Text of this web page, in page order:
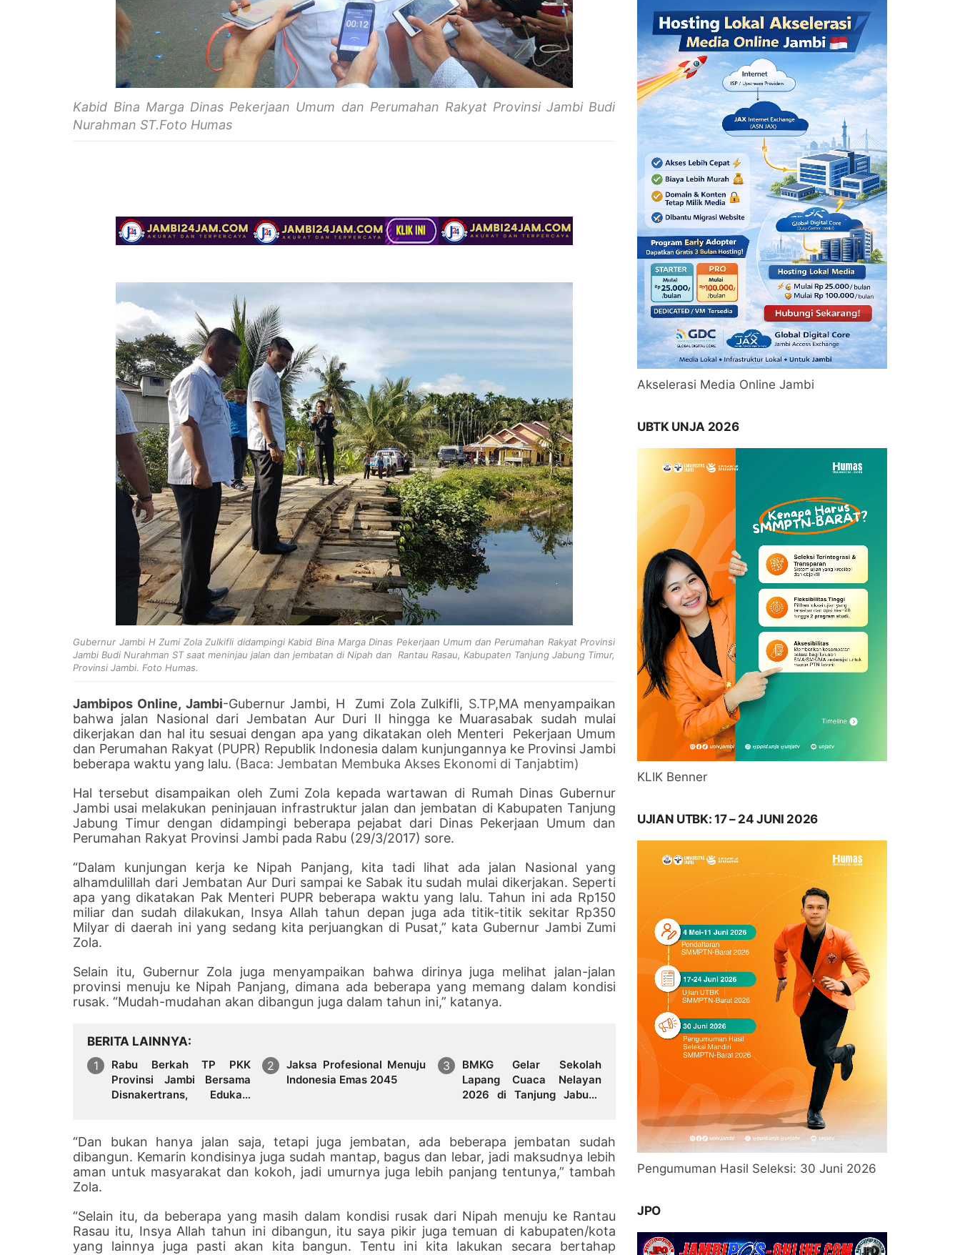
Kabid Bina Marga Dinas Pekerjaan Umum dan Perumahan Rakyat Provinsi Jambi Budi
Nurahman ST.Foto Humas
Gubernur Jambi H Zumi Zola Zulkifli didampingi Kabid Bina Marga Dinas Pekerjaan Umum dan Perumahan Rakyat Provinsi
Jambi Budi Nurahman ST saat meninjau jalan dan jembatan di Nipah dan Rantau Rasau, Kabupaten Tanjung Jabung Timur,
Provinsi Jambi. Foto Humas.
Jambipos Online, Jambi-Gubernur Jambi, H Zumi Zola Zulkifli, S.TP,MA menyampaikan
bahwa jalan Nasional dari Jembatan Aur Duri II hingga ke Muarasabak sudah mulai
dikerjakan dan hal itu sesuai dengan apa yang dikatakan oleh Menteri Pekerjaan Umum
dan Perumahan Rakyat (PUPR) Republik Indonesia dalam kunjungannya ke Provinsi Jambi
beberapa waktu yang lalu. (Baca: Jembatan Membuka Akses Ekonomi di Tanjabtim)
Hal tersebut disampaikan oleh Zumi Zola kepada wartawan di Rumah Dinas Gubernur
Jambi usai melakukan peninjauan infrastruktur jalan dan jembatan di Kabupaten Tanjung
Jabung Timur dengan didampingi beberapa pejabat dari Dinas Pekerjaan Umum dan
Perumahan Rakyat Provinsi Jambi pada Rabu (29/3/2017) sore.
“Dalam kunjungan kerja ke Nipah Panjang, kita tadi lihat ada jalan Nasional yang
alhamdulillah dari Jembatan Aur Duri sampai ke Sabak itu sudah mulai dikerjakan. Seperti
apa yang dikatakan Pak Menteri PUPR beberapa waktu yang lalu. Tahun ini ada Rp150
miliar dan sudah dilakukan, Insya Allah tahun depan juga ada titik-titik sekitar Rp350
Milyar di daerah ini yang sedang kita perjuangkan di Pusat,” kata Gubernur Jambi Zumi
Zola.
Selain itu, Gubernur Zola juga menyampaikan bahwa dirinya juga melihat jalan-jalan
provinsi menuju ke Nipah Panjang, dimana ada beberapa yang memang dalam kondisi
rusak. “Mudah-mudahan akan dibangun juga dalam tahun ini,” katanya.
BERITA LAINNYA
Rabu Berkah TP PKK
Provinsi Jambi Bersama
Disnakertrans, Edukasi
yang Aman dan Legal
Jaksa Profesional Menuju
Indonesia Emas 2045
BMKG Gelar Sekolah
Lapang Cuaca Nelayan
2026 di Tanjung Jabung
“Dan bukan hanya jalan saja, tetapi juga jembatan, ada beberapa jembatan sudah
dibangun. Kemarin kondisinya juga sudah mantap, bagus dan lebar, jadi maksudnya lebih
aman untuk masyarakat dan kokoh, jadi umurnya juga lebih panjang tentunya,” tambah
Zola.
“Selain itu, da beberapa yang masih dalam kondisi rusak dari Nipah menuju ke Rantau
Rasau itu, Insya Allah tahun ini dibangun, itu saya pikir juga temuan di kabupaten/kota
yang lainnya juga pasti akan kita bangun. Tentu ini kita lakukan secara bertahap
Akselerasi Media Online Jambi
UBTK UNJA 2026
KLIK Benner
UJIAN UTBK: 17 – 24 JUNI 2026
Pengumuman Hasil Seleksi: 30 Juni 2026
JPO